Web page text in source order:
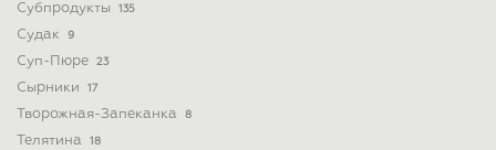
Субпродукты 135
Судак 9
Суп-Пюре 23
Сырники 17
Творожная-Запеканка 8
Телятина 18